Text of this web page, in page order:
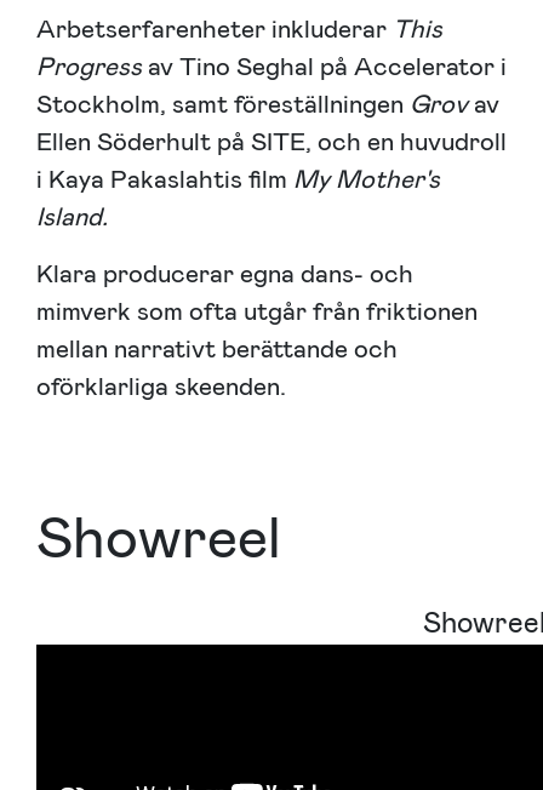
Arbetserfarenheter inkluderar This
Progress av Tino Seghal på Accelerator i
Stockholm, samt föreställningen Grovav
Ellen Söderhult på SITE, och en huvudroll
i Kaya Pakaslahtis film My Mother's
Island.
Klara producerar egna dans- och
mimverk som ofta utgår från friktionen
mellan narrativt berättande och
oförklarliga skeenden.
Showreel